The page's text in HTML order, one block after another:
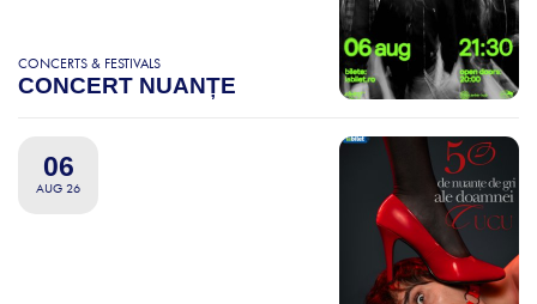
CONCERTS & FESTIVALS
CONCERT NUANȚE
06
AUG 26